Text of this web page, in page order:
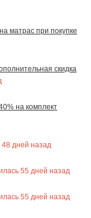
матрас при покупке
скидка
на комплект
48 дней назад
55 дней назад
55 дней назад